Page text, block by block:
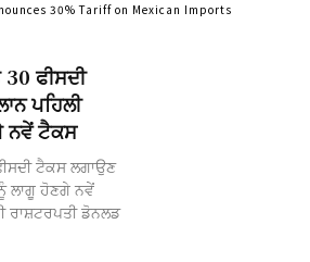
ਫੀਸਦੀ
ਪਹਿਲੀ
ਨਵੇਂ ਟੈਕਸ
ਟੈਕਸ ਲਗਾਉਣ
ਲਾਗੂ ਹੋਣਗੇ ਨਵੇਂ
30% Tariff on Mexican Imports